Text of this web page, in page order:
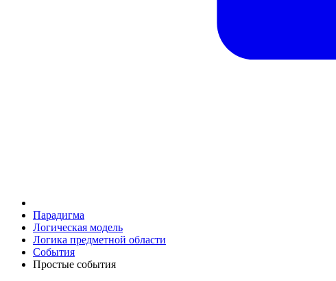
Парадигма
Логическая модель
Логика предметной области
События
Простые события